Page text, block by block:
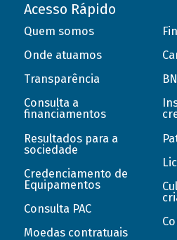
Acesso Rápido
Quem somos
Onde atuamos
Transparência
Consulta a
financiamentos
Resultados para a
sociedade
Credenciamento de
Equipamentos
Consulta PAC
Moedas contratuais